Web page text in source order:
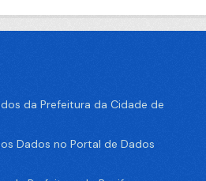
da Prefeitura da Cidade de
Dados no Portal de Dados